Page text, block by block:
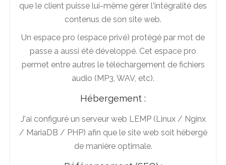
que le client puisse lui-même gérer l'intégralité des
contenus de son site web.
Un espace pro (espace privé) protégé par mot de
passe a aussi été développé. Cet espace pro
permet entre autres le téléchargement de fichiers
audio (MP3, WAV, etc).
Hébergement :
J'ai configuré un serveur web LEMP (Linux / Nginx
/ MariaDB / PHP) afin que le site web soit hébergé
de manière optimale.